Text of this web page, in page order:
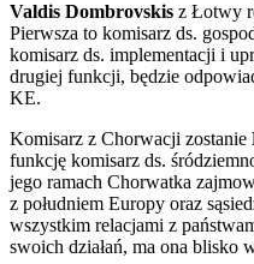
Valdis Dombrovskis z Łotwy
Pierwsza to komisarz ds.
komisarz ds. implementacji i
drugiej funkcji, będzie
KE.
Komisarz z Chorwacji zostanie
funkcję komisarz ds.
jego ramach Chorwatka
z południem Europy oraz
wszystkim relacjami z
swoich działań, ma ona blisko